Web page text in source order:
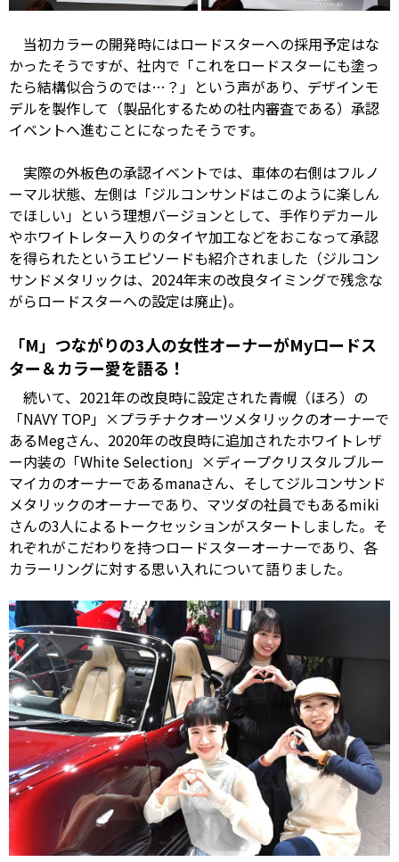
当初カラーの開発時にはロードスターへの採用予定はな
かったそうですが、社内で「これをロードスターにも塗っ
たら結構似合うのでは…？」という声があり、デザインモ
デルを製作して（製品化するための社内審査である）承認
イベントへ進むことになったそうです。
実際の外板色の承認イベントでは、車体の右側はフルノ
ーマル状態、左側は「ジルコンサンドはこのように楽しん
でほしい」という理想バージョンとして、手作りデカール
やホワイトレター入りのタイヤ加工などをおこなって承認
を得られたというエピソードも紹介されました（ジルコン
サンドメタリックは、2024年末の改良タイミングで残念な
がらロードスターへの設定は廃止)。
「M」つながりの3人の女性オーナーがMyロードス
ター＆カラー愛を語る！
続いて、2021年の改良時に設定された青幌（ほろ）の
「NAVY TOP」×プラチナクオーツメタリックのオーナーで
あるMegさん、2020年の改良時に追加されたホワイトレザ
ー内装の「White Selection」×ディープクリスタルブルー
マイカのオーナーであるmanaさん、そしてジルコンサンド
メタリックのオーナーであり、マツダの社員でもあるmiki
さんの3人によるトークセッションがスタートしました。そ
れぞれがこだわりを持つロードスターオーナーであり、各
カラーリングに対する思い入れについて語りました。